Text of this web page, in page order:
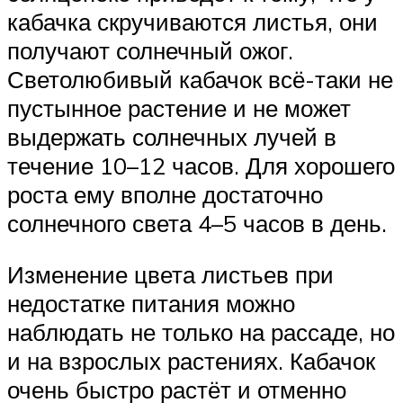
кабачка скручиваются листья, они
получают солнечный ожог.
Светолюбивый кабачок всё-таки не
пустынное растение и не может
выдержать солнечных лучей в
течение 10–12 часов. Для хорошего
роста ему вполне достаточно
солнечного света 4–5 часов в день.
Изменение цвета листьев при
недостатке питания можно
наблюдать не только на рассаде, но
и на взрослых растениях. Кабачок
очень быстро растёт и отменно